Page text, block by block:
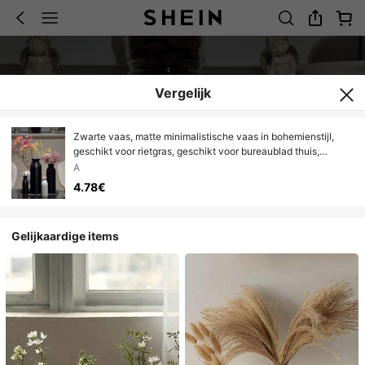
Vergelijk
Zwarte vaas, matte minimalistische vaas in bohemienstijl,
geschikt voor rietgras, geschikt voor bureaublad thuis,
woonkamer, kantoordecoratie, slaapkamer en keukenplank,
kamerdecoratie vaas
A
4.78€
Gelijkaardige items